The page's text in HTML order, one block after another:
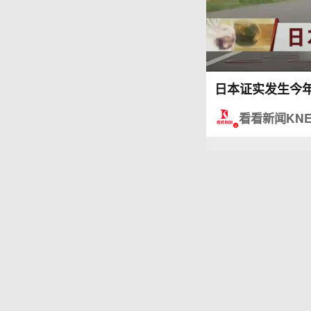
日本证实发生今
看看新闻